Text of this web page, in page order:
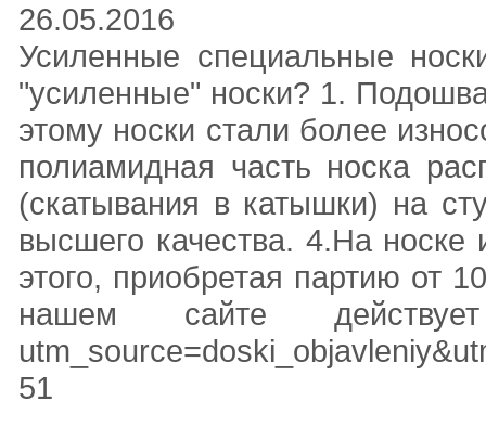
26.05.2016
Усиленные специальные
"усиленные" носки? 1.
этому носки стали более
полиамидная часть носка
(скатывания в катышки) на
высшего качества. 4.На носке
этого, приобретая партию от
нашем сайте
51